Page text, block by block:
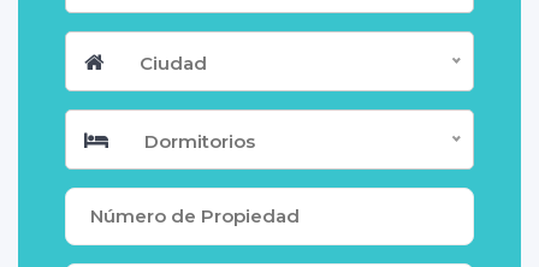
Ciudad
Dormitorios